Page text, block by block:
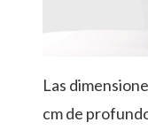
Las
cm de